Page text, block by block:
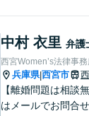
中村 衣里 弁護
西宮Women’s法律事
兵庫県|西宮市
【離婚問題は相談
はメールでお問合